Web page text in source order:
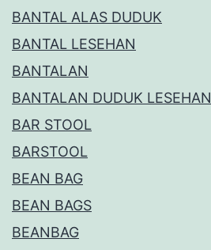
BANTAL ALAS DUDUK
BANTAL LESEHAN
BANTALAN
BANTALAN DUDUK LESEHAN
BAR STOOL
BARSTOOL
BEAN BAG
BEAN BAGS
BEANBAG